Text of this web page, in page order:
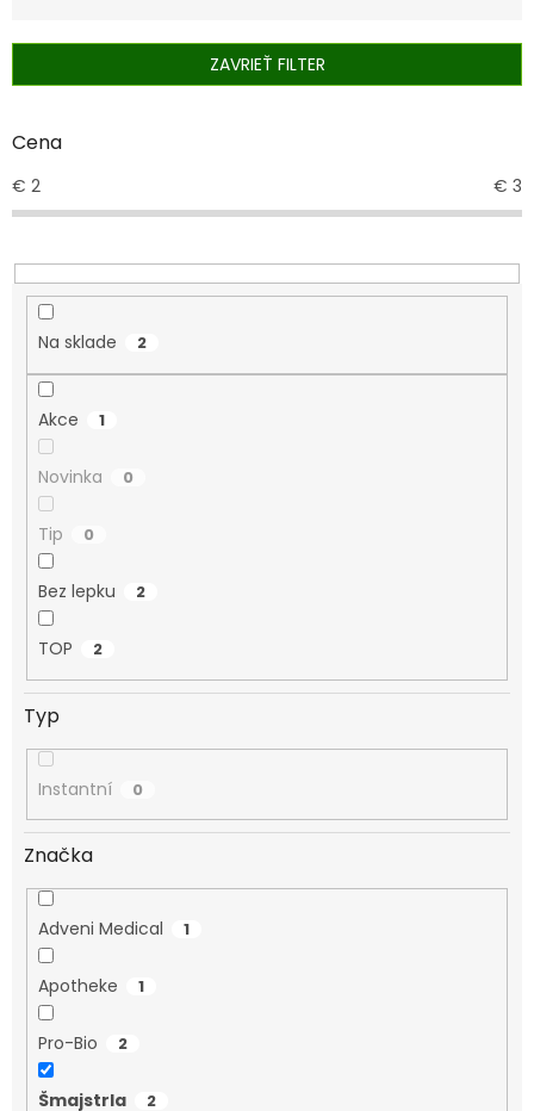
i
p
o
u
k
o
ZAVRIEŤ FILTER
Cena
€ 2 € 3
Na sklade 2
Akce 1
Novinka 0
Tip 0
Bez lepku 2
TOP 2
Typ
Instantní 0
Značka
Adveni Medical 1
Apotheke 1
Pro-Bio 2
Šmajstrla 2